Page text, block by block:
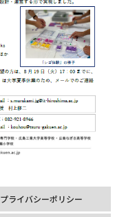
プライバシーポリシー